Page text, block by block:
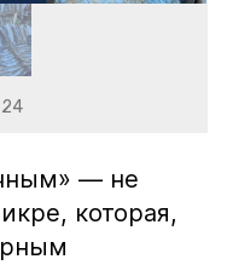
— не
которая,